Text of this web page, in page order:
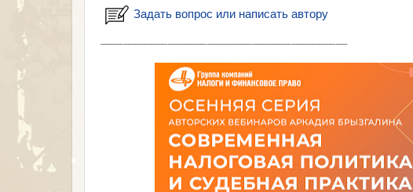
Задать вопрос или написать автору